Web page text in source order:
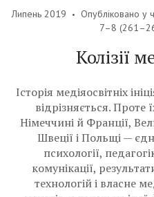
Липень 2019 Опубліковано у
7–8
Колізії
Історія медіяосвітніх
відрізняється. Проте
Німеччині й Франції,
Швеції і Польщі —
психології,
комунікації,
технологій і власне